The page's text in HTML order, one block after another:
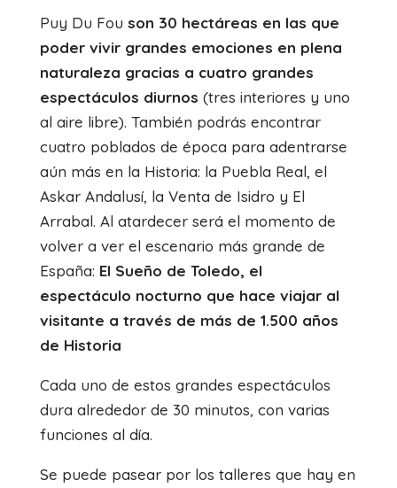
Puy Du Fou son 30 hectáreas en las que
poder vivir grandes emociones en plena
naturaleza gracias a cuatro grandes
espectáculos diurnos (tres interiores y uno
al aire libre). También podrás encontrar
cuatro poblados de época para adentrarse
aún más en la Historia: la Puebla Real, el
Askar Andalusí, la Venta de Isidro y El
Arrabal. Al atardecer será el momento de
volver a ver el escenario más grande de
España: El Sueño de Toledo, el
espectáculo nocturno que hace viajar al
visitante a través de más de 1.500 años
de Historia
Cada uno de estos grandes espectáculos
dura alrededor de 30 minutos, con varias
funciones al día.
Se puede pasear por los talleres que hay en